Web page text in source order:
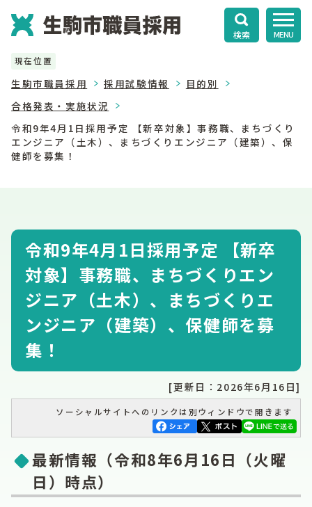
検索 MENU
現在位置
生駒市職員採用 採用試験情報
目的別
合格発表・実施状況
令和9年4月1日採用予定 【新卒対象】事務職、まちづくり
エンジニア（土木）、まちづくりエンジニア（建築）、保
健師を募集！
令和9年4月1日採用予定 【新卒
対象】事務職、まちづくりエン
ジニア（土木）、まちづくりエ
ンジニア（建築）、保健師を募
集！
[更新日：2026年6月16日]
ソーシャルサイトへのリンクは別ウィンドウで開きます
最新情報（令和8年6月16日（火曜
日）時点）